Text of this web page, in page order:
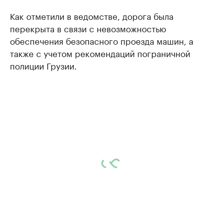
Как отметили в ведомстве, дорога была
перекрыта в связи с невозможностью
обеспечения безопасного проезда машин, а
также с учетом рекомендаций пограничной
полиции Грузии.